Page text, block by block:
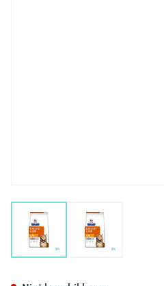
View larger image
View larger